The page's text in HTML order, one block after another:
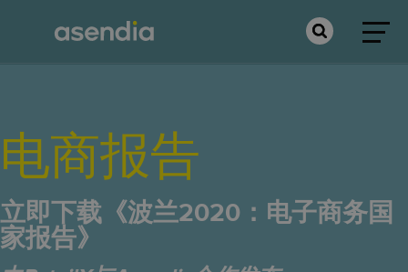
电商报告
立即下载《波兰2020：电子商务国
家报告》